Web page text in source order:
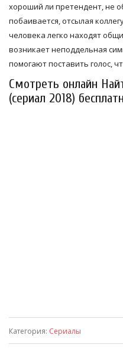
хороший ли претендент, не
побаивается, отсылая
человека легко находят
возникает неподдельная
помогают поставить голос,
Смотреть онлайн
(сериал 2018)
Категория: Сериалы